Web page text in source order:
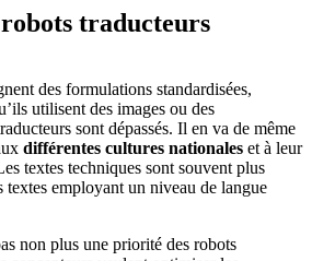
robots traducteurs
des formulations standardisées,
utilisent des images ou des
sont dépassés. Il en va de même
différentes cultures nationales et à leur
textes techniques sont souvent plus
textes employant un niveau de langue
non plus une priorité des robots